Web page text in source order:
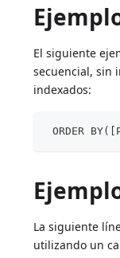
El siguiente
secuencial, sin
indexados:
ORDER
La siguiente
utilizando un